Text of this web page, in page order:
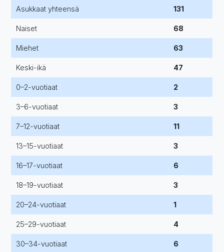
Asukkaat yhteensä 131
Naiset 68
Miehet 63
Keski-ikä 47
0–2-vuotiaat 2
3–6-vuotiaat 3
7–12-vuotiaat 11
13–15-vuotiaat 3
16–17-vuotiaat 6
18–19-vuotiaat 3
20–24-vuotiaat 1
25–29-vuotiaat 4
30–34-vuotiaat 6